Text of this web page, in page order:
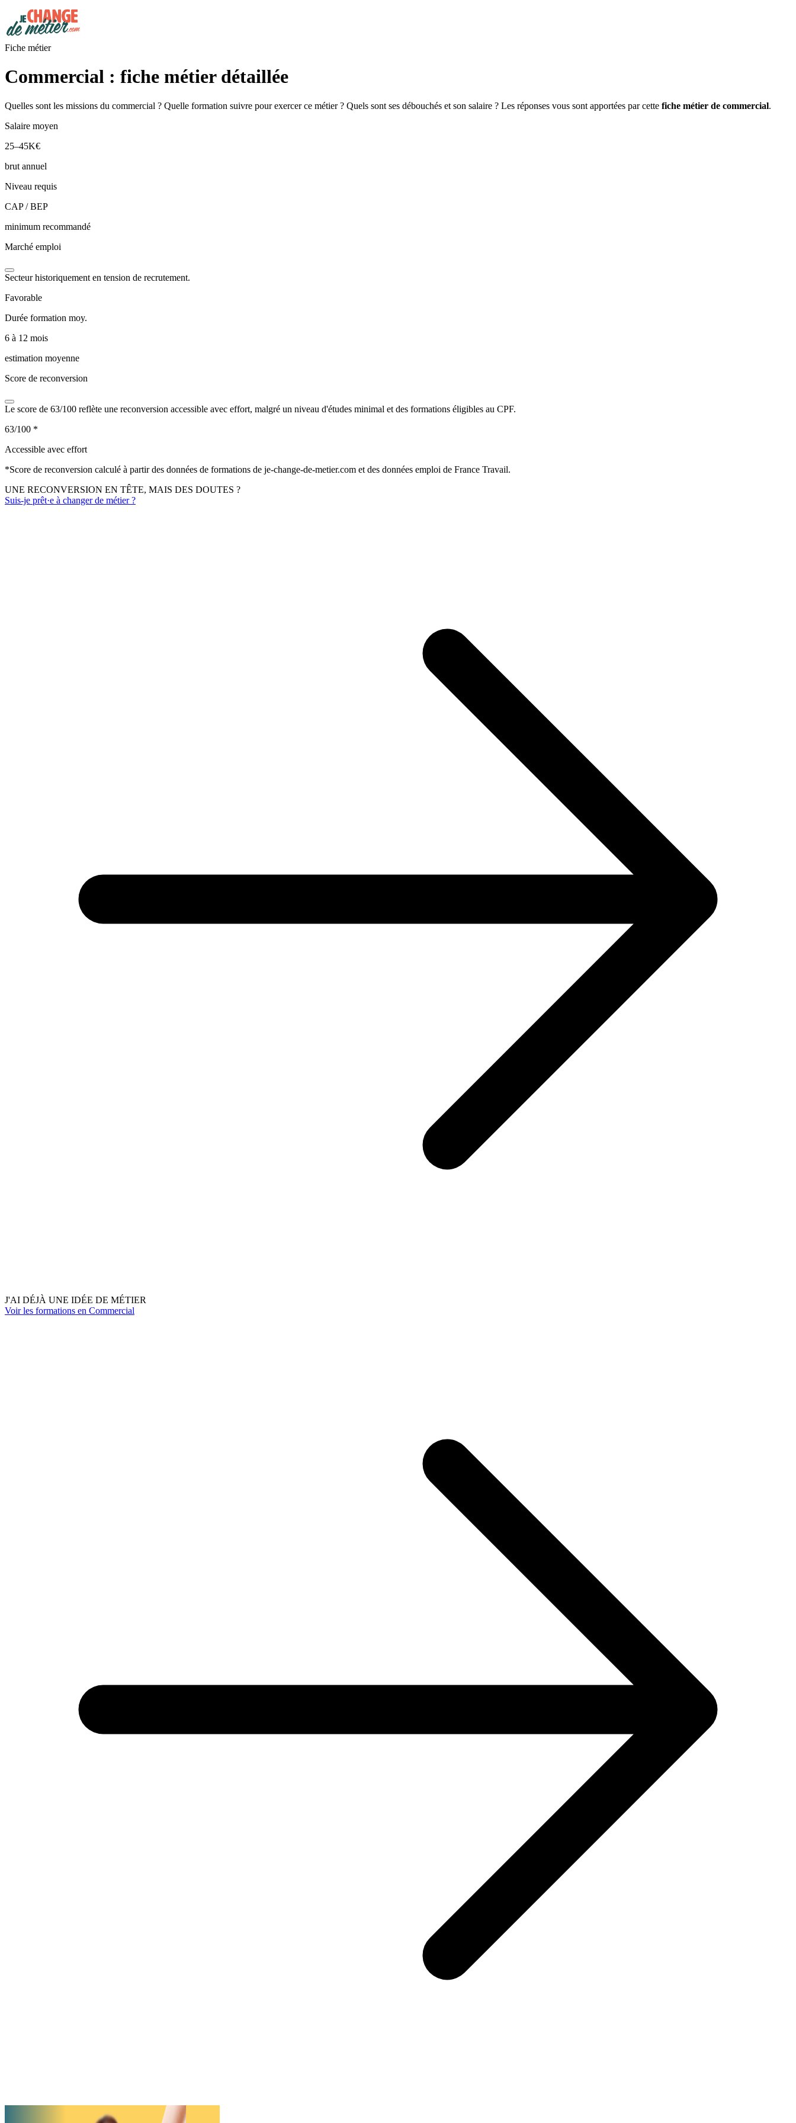
Fiche métier
Commercial : fiche métier détaillée
Quelles sont les missions du commercial ? Quelle formation suivre pour exercer ce métier ? Quels sont ses débouchés et son salaire ? Les réponses vous sont apportées par cette fiche métier de commercial.
Salaire moyen
25–45K€
brut annuel
Niveau requis
CAP / BEP
minimum recommandé
Marché emploi
Secteur historiquement en tension de recrutement.
Favorable
Durée formation moy.
6 à 12 mois
estimation moyenne
Score de reconversion
Le score de 63/100 reflète une reconversion accessible avec effort, malgré un niveau d'études minimal et des formations éligibles au CPF.
63/100 *
Accessible avec effort
*Score de reconversion calculé à partir des données de formations de je-change-de-metier.com et des données emploi de France Travail.
UNE RECONVERSION EN TÊTE, MAIS DES DOUTES ?
Suis-je prêt·e à changer de métier ?
J'AI DÉJÀ UNE IDÉE DE MÉTIER
Voir les formations en Commercial